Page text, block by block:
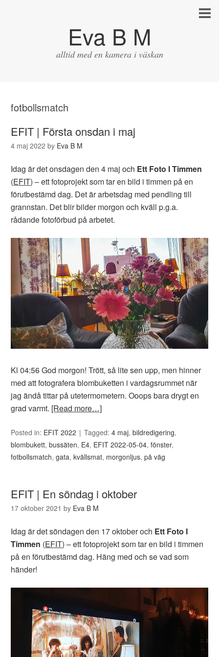
Eva B M
alltid med en kamera i väskan
fotbollsmatch
EFIT | Första onsdan i maj
4 maj 2022 by Eva B M
Idag är det onsdagen den 4 maj och Ett Foto I Timmen
(EFIT) – ett fotoprojekt som tar en bild i timmen på en
förutbestämd dag. Det är arbetsdag med pendling till
grannstan. Det blir bilder morgon och kväll p.g.a.
rådande fotoförbud på arbetet.
Kl 04:56 God morgon! Trött, så lite sen upp, men hinner
med att fotografera blombuketten i vardagsrummet när
jag ändå tittar på utetermometern. Ooops bara drygt en
grad varmt. [Read more…]
Posted in: EFIT 2022 Tagged:4 maj,bildredigering,
blombukett,bussäten, E4, EFIT 2022-05-04,fönster,
fotbollsmatch,gata,kvällsmat, morgonljus,på väg
EFIT | En söndag i oktober
17 oktober 2021 by Eva B M
Idag är det söndagen den 17 oktober och Ett Foto I
Timmen (EFIT) – ett fotoprojekt som tar en bild i timmen
på en förutbestämd dag. Häng med och se vad som
händer!